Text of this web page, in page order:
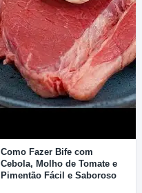
Como Fazer Bife com
Cebola, Molho de Tomate e
Pimentão Fácil e Saboroso